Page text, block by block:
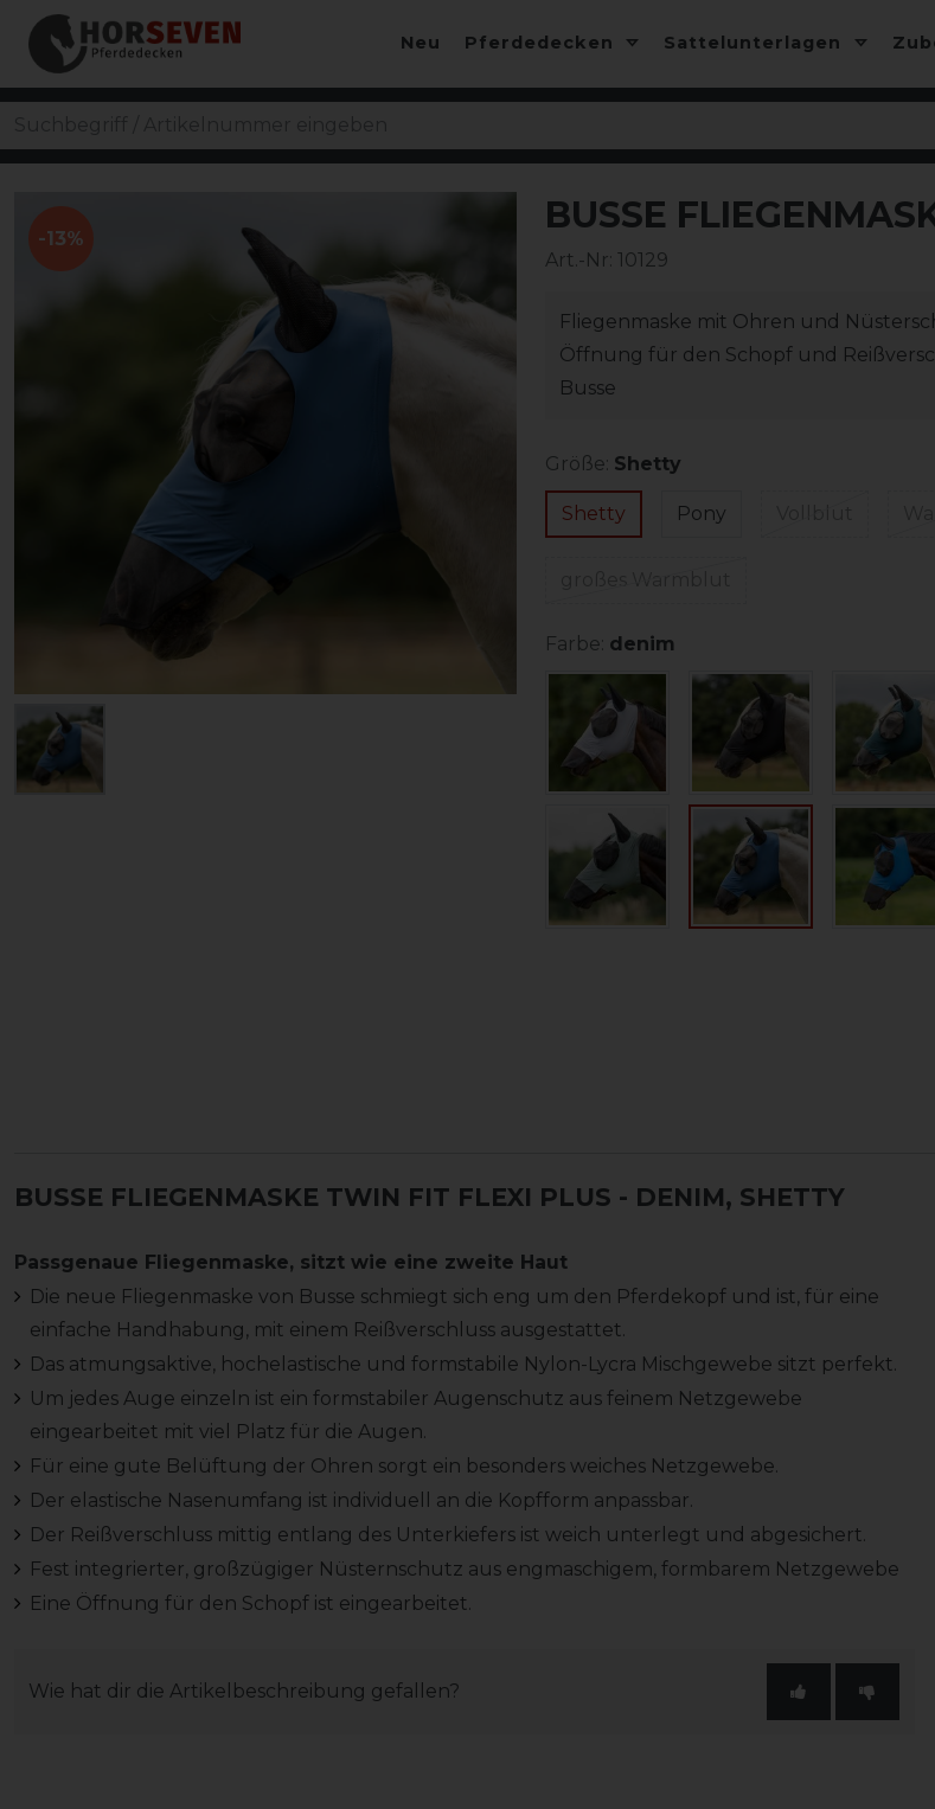
Neu Pferdedecken Sattelunterlagen
-13%
BUSSE
Art.-Nr: 10129
Fliegenmaske mit Ohren und
Öffnung für den Schopf und
Busse
Größe: Shetty
Shetty Pony
Farbe: denim
BUSSE FLIEGENMASKE TWIN FIT FLEXI PLUS - DENIM, SHETTY
Passgenaue Fliegenmaske, sitzt wie eine zweite Haut
Die neue Fliegenmaske von Busse schmiegt sich eng um den Pferdekopf und ist, für eine
einfache Handhabung, mit einem Reißverschluss ausgestattet.
Das atmungsaktive, hochelastische und formstabile Nylon-Lycra Mischgewebe sitzt perfekt.
Um jedes Auge einzeln ist ein formstabiler Augenschutz aus feinem Netzgewebe
eingearbeitet mit viel Platz für die Augen.
Für eine gute Belüftung der Ohren sorgt ein besonders weiches Netzgewebe.
Der elastische Nasenumfang ist individuell an die Kopfform anpassbar.
Der Reißverschluss mittig entlang des Unterkiefers ist weich unterlegt und abgesichert.
Fest integrierter, großzügiger Nüsternschutz aus engmaschigem, formbarem Netzgewebe
Eine Öffnung für den Schopf ist eingearbeitet.
Wie hat dir die Artikelbeschreibung gefallen?